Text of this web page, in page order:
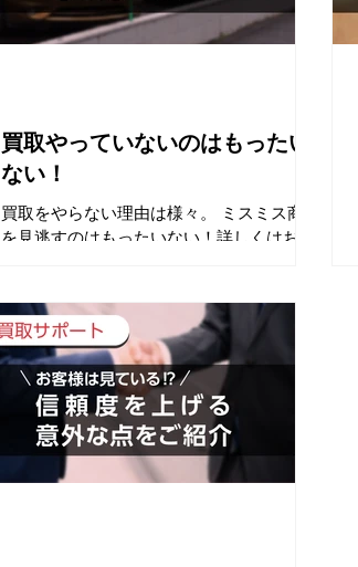
買取やっていないのはもったい
ない！
買取をやらない理由は様々。 ミスミス商機
を見逃すのはもったいない！詳しくはお問